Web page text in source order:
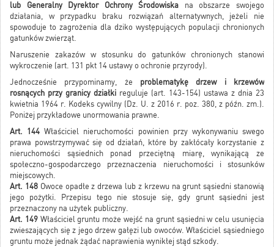
lub Generalny Dyrektor Ochrony Środowiska na obszarze swojego
działania, w przypadku braku rozwiązań alternatywnych, jeżeli nie
spowoduje to zagrożenia dla dziko występujących populacji chronionych
gatunków zwierząt.
Naruszenie zakazów w stosunku do gatunków chronionych stanowi
wykroczenie (art. 131 pkt 14 ustawy o ochronie przyrody).
Jednocześnie przypominamy, że problematykę drzew i krzewów
rosnących przy granicy działki reguluje (art. 143-154) ustawa z dnia 23
kwietnia 1964 r. Kodeks cywilny (Dz. U. z 2016 r. poz. 380, z późn. zm.).
Poniżej przykładowe unormowania prawne.
Art. 144 Właściciel nieruchomości powinien przy wykonywaniu swego
prawa powstrzymywać się od działań, które by zakłócały korzystanie z
nieruchomości sąsiednich ponad przeciętną miarę, wynikającą ze
społeczno-gospodarczego przeznaczenia nieruchomości i stosunków
miejscowych.
Art. 148 Owoce opadłe z drzewa lub z krzewu na grunt sąsiedni stanowią
jego pożytki. Przepisu tego nie stosuje się, gdy grunt sąsiedni jest
przeznaczony na użytek publiczny.
Art. 149Właściciel gruntu może wejść na grunt sąsiedni w celu usunięcia
zwieszających się z jego drzew gałęzi lub owoców. Właściciel sąsiedniego
gruntu może jednak żądać naprawienia wynikłej stąd szkody.